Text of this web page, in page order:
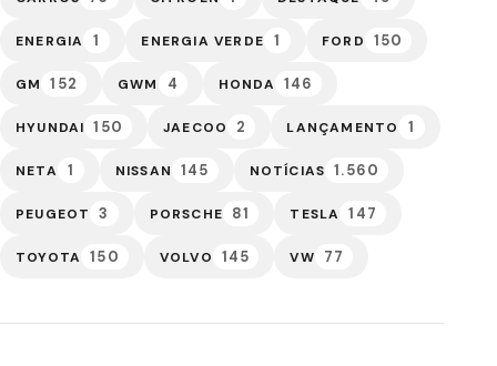
ENERGIA 1 ENERGIA VERDE 1 FORD 150
GM 152 GWM 4 HONDA 146
HYUNDAI 150 JAECOO 2 LANÇAMENTO 1
NETA 1 NISSAN 145 NOTÍCIAS 1.560
PEUGEOT 3 PORSCHE 81 TESLA 147
TOYOTA 150 VOLVO 145 VW 77